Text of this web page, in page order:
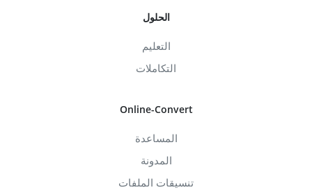
الحلول
التعليم
التكاملات
Online-Convert
المساعدة
المدونة
تنسيقات الملفات